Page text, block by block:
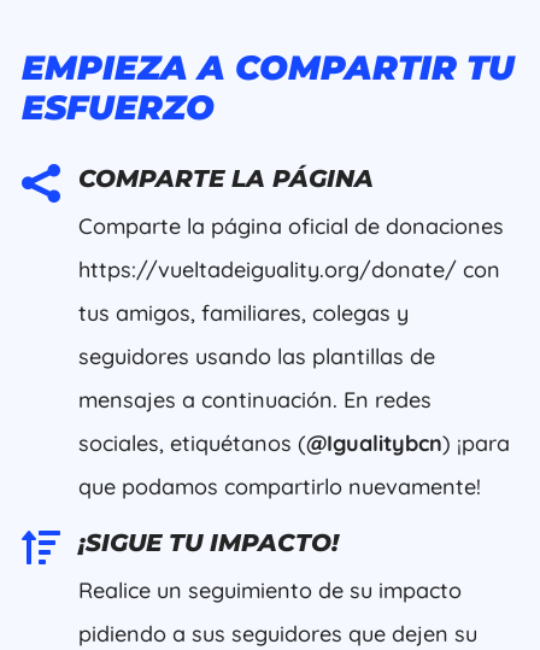
EMPIEZA A COMPARTIR TU
ESFUERZO
 COMPARTE LA PÁGINA
Comparte la página oficial de donaciones
https://vueltadeiguality.org/donate/ con
tus amigos, familiares, colegas y
seguidores usando las plantillas de
mensajes a continuación. En redes
sociales, etiquétanos (@Igualitybcn) ¡para
que podamos compartirlo nuevamente!
 ¡SIGUE TU IMPACTO!
Realice un seguimiento de su impacto
pidiendo a sus seguidores que dejen su